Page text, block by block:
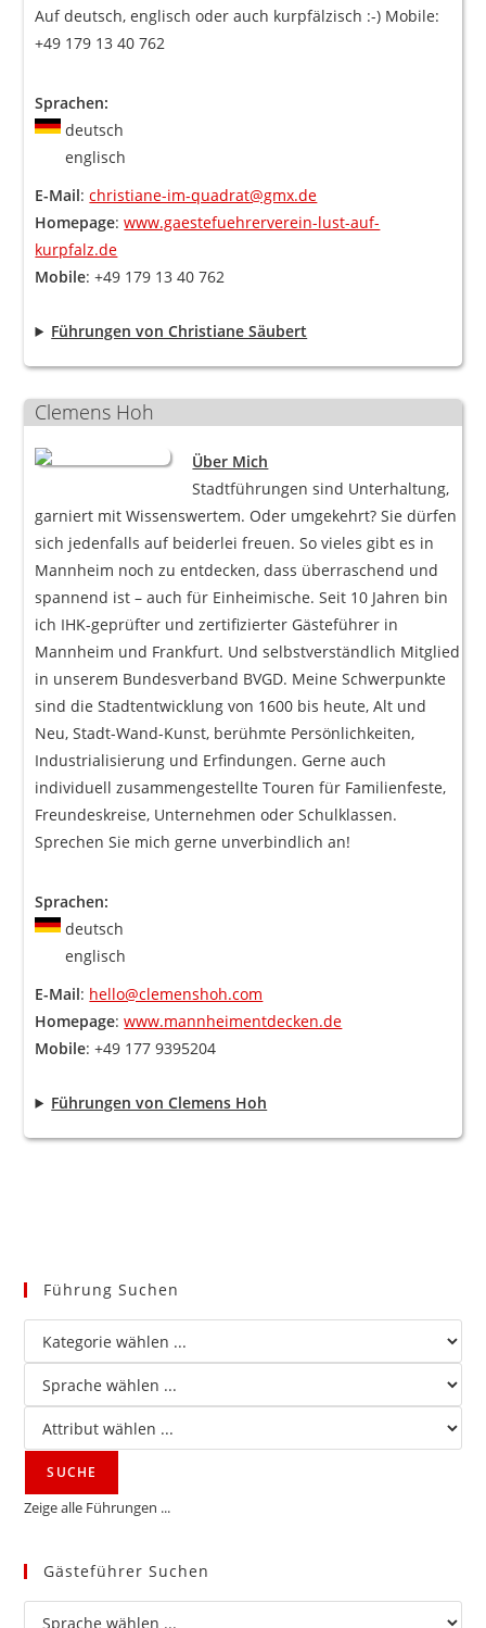
Auf deutsch, englisch oder auch kurpfälzisch :-) Mobile:
+49 179 13 40 762
Sprachen:
deutsch
englisch
E-Mail:christiane-im-quadrat@gmx.de
Homepage:www.gaestefuehrerverein-lust-auf-
kurpfalz.de
Mobile: +49 179 13 40 762
Führungen von Christiane Säubert
Clemens Hoh
Über Mich
Stadtführungen sind Unterhaltung,
garniert mit Wissenswertem. Oder umgekehrt? Sie dürfen
sich jedenfalls auf beiderlei freuen. So vieles gibt es in
Mannheim noch zu entdecken, dass überraschend und
spannend ist – auch für Einheimische. Seit 10 Jahren bin
ich IHK-geprüfter und zertifizierter Gästeführer in
Mannheim und Frankfurt. Und selbstverständlich Mitglied
in unserem Bundesverband BVGD. Meine Schwerpunkte
sind die Stadtentwicklung von 1600 bis heute, Alt und
Neu, Stadt-Wand-Kunst, berühmte Persönlichkeiten,
Industrialisierung und Erfindungen. Gerne auch
individuell zusammengestellte Touren für Familienfeste,
Freundeskreise, Unternehmen oder Schulklassen.
Sprechen Sie mich gerne unverbindlich an!
Sprachen:
deutsch
englisch
E-Mail: hello@clemenshoh.com
Homepage:www.mannheimentdecken.de
Mobile: +49 177 9395204
Führungen von Clemens Hoh
Führung Suchen
Zeige alle Führungen ...
Gästeführer Suchen